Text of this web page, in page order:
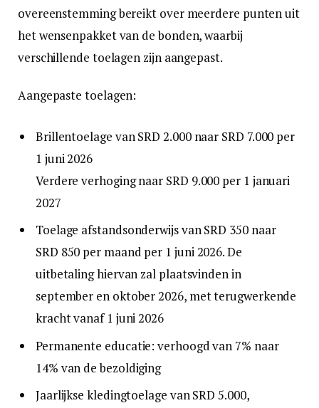
overeenstemming bereikt over meerdere punten uit
het wensenpakket van de bonden, waarbij
verschillende toelagen zijn aangepast.
Aangepaste toelagen:
Brillentoelage van SRD 2.000 naar SRD 7.000 per
1 juni 2026
Verdere verhoging naar SRD 9.000 per 1 januari
2027
Toelage afstandsonderwijs van SRD 350 naar
SRD 850 per maand per 1 juni 2026. De
uitbetaling hiervan zal plaatsvinden in
september en oktober 2026, met terugwerkende
kracht vanaf 1 juni 2026
Permanente educatie: verhoogd van 7% naar
14% van de bezoldiging
Jaarlijkse kledingtoelage van SRD 5.000,